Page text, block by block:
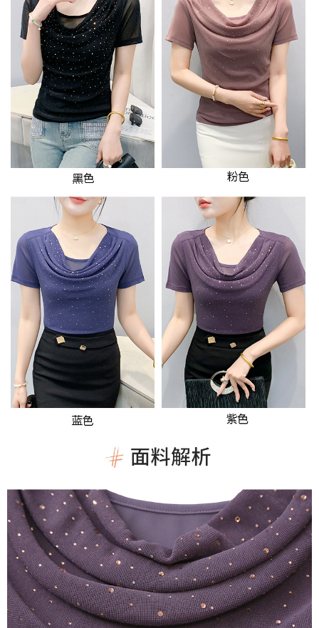
時審查核予不同之上限額度；若仍有額度不足之情形，本公司將視審查結果
請求用戶進行身份認證。
５．嚴禁一人註冊多個帳號或使用他人資訊註冊。若發現惡意使用之情形，
恩沛科技股份有限公司將有權停止該用戶之使用額度並採取法律行動。
離島-郵局寄送
每筆NT$90，滿NT$699(含以上)免運費
國家/地區配送 查看運費